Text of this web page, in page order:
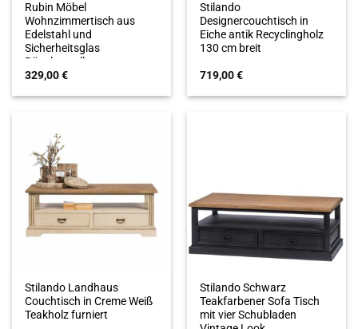
Rubin Möbel
Wohnzimmertisch aus
Edelstahl und
Sicherheitsglas
Bügelgestell
329,00€
Stilando
Designercouchtisch in
Eiche antik Recyclingholz
130 cm breit
719,00€
Stilando Landhaus
Couchtisch in Creme Weiß
Teakholz furniert
Stilando Schwarz
Teakfarbener Sofa Tisch
mit vier Schubladen